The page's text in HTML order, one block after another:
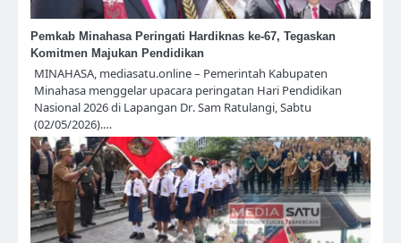
Pemkab Minahasa Peringati Hardiknas ke-67, Tegaskan
Komitmen Majukan Pendidikan
MINAHASA, mediasatu.online – Pemerintah Kabupaten
Minahasa menggelar upacara peringatan Hari Pendidikan
Nasional 2026 di Lapangan Dr. Sam Ratulangi, Sabtu
(02/05/2026).…